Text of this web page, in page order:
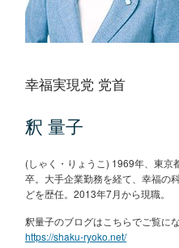
幸福実現党 党首
釈 量子
(しゃく・りょうこ) 1969年、東京
卒。大手企業勤務を経て、幸福の
どを歴任。2013年7月から現職。
釈量子のブログはこちらでご覧にな
https://shaku-ryoko.net/